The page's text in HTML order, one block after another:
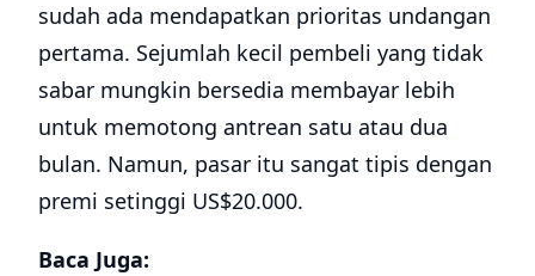
sudah ada mendapatkan prioritas undangan
pertama. Sejumlah kecil pembeli yang tidak
sabar mungkin bersedia membayar lebih
untuk memotong antrean satu atau dua
bulan. Namun, pasar itu sangat tipis dengan
premi setinggi US$20.000.
Baca Juga: